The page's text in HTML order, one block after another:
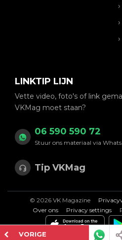
VORIGE
LINKTIP LIJN
Vette video, foto's of link
VKMag moet staan?
06 590 590 72
Stuur ons materiaal via
Tip VKMag
© 2026 VK Magazine
Over ons
Privacy settings